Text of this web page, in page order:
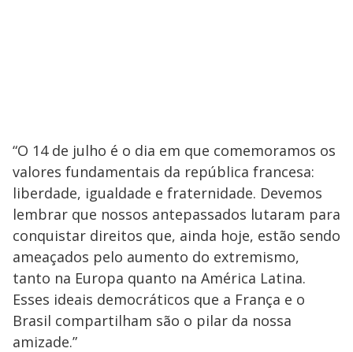
“O 14 de julho é o dia em que comemoramos os
valores fundamentais da república francesa:
liberdade, igualdade e fraternidade. Devemos
lembrar que nossos antepassados lutaram para
conquistar direitos que, ainda hoje, estão sendo
ameaçados pelo aumento do extremismo,
tanto na Europa quanto na América Latina.
Esses ideais democráticos que a França e o
Brasil compartilham são o pilar da nossa
amizade.”